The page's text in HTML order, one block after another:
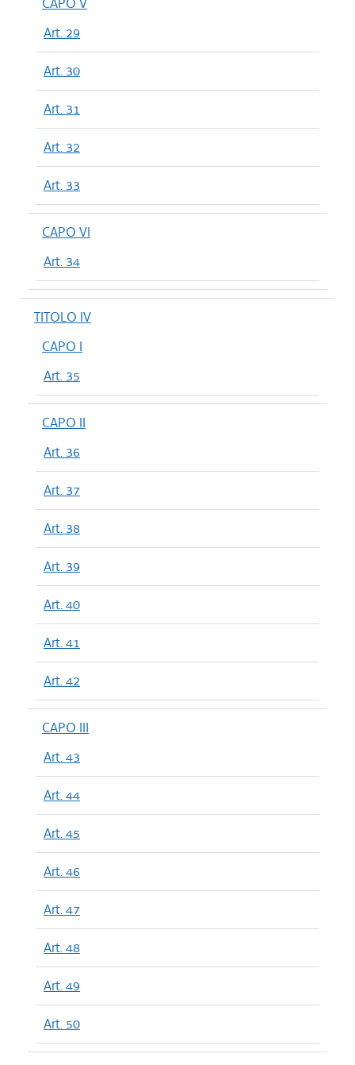
Art. 29
Art. 30
Art. 31
Art. 32
Art. 33
CAPO VI
Art. 34
TITOLO IV
CAPO I
Art. 35
CAPO II
Art. 36
Art. 37
Art. 38
Art. 39
Art. 40
Art. 41
Art. 42
CAPO III
Art. 43
Art. 44
Art. 45
Art. 46
Art. 47
Art. 48
Art. 49
Art. 50